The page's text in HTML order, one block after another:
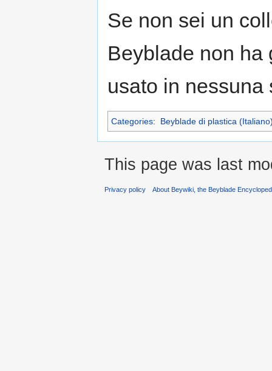
Se non sei un
Beyblade non ha
usato in
Categories: Beyblade di plastica
This page was last
Privacy policy About Beywiki, the Beyblade